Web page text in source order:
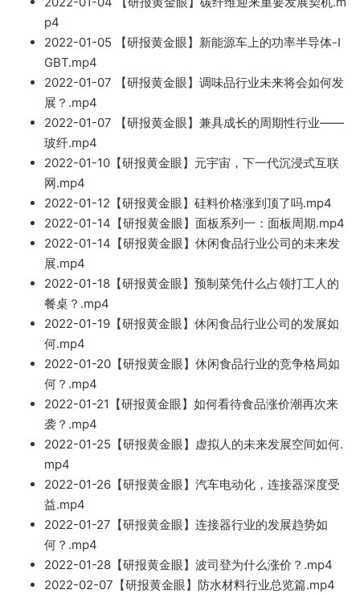
p4
2022-01-05 【研报黄金眼】 新能源车上的功率半导体-I
GBT.mp4
2022-01-07 【研报黄金眼】调味品行业未来将会如何发
展？.mp4
2022-01-07 【研报黄金眼】兼具成长的周期性行业——
玻纤.mp4
2022-01-10【研报黄金眼】元宇宙，下一代沉浸式互联
网.mp4
2022-01-12【研报黄金眼】硅料价格涨到顶了吗.mp4
2022-01-14【研报黄金眼】面板系列一：面板周期.mp4
2022-01-14【研报黄金眼】休闲食品行业公司的未来发
展.mp4
2022-01-18【研报黄金眼】预制菜凭什么占领打工人的
餐桌？.mp4
2022-01-19【研报黄金眼】休闲食品行业公司的发展如
何.mp4
2022-01-20【研报黄金眼】休闲食品行业的竞争格局如
何？.mp4
2022-01-21【研报黄金眼】如何看待食品涨价潮再次来
袭？.mp4
2022-01-25【研报黄金眼】虚拟人的未来发展空间如何.
mp4
2022-01-26【研报黄金眼】汽车电动化，连接器深度受
益.mp4
2022-01-27【研报黄金眼】连接器行业的发展趋势如
何？.mp4
2022-01-28【研报黄金眼】波司登为什么涨价？.mp4
2022-02-07【研报黄金眼】防水材料行业总览篇.mp4